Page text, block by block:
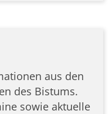
aus den
des Bistums.
sowie aktuelle